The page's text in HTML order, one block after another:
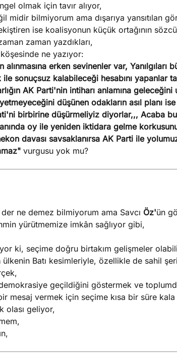
olmak için tavır alıyor,
midir bilmiyorum ama dışarıya yansıtılan
ise koalisyonun küçük ortağının
zaman yazdıkları,
ne yazıyor:
alınmasına erken sevinenler var, Yanılgıları
ile sonuçsuz kalabileceği hesabını yapanlar
AK Parti'nin intiharı anlamına
düşünen odakların asıl planı
birbirine düşürmeliyiz diyorlar,,, Acaba
oy ile yeniden iktidara gelme
davası savsaklanırsa AK Parti ile
vurgusu yok mu?
der ne demez bilmiyorum ama Savcı Öz'ün
yürütmemize imkân sağlıyor gibi,
ki, seçime doğru birtakım gelişmeler
ülkenin Batı kesimleriyle, özellikle de sahil
geçildiğini göstermek ve
mesaj vermek için seçime kısa bir süre
olası geliyor,